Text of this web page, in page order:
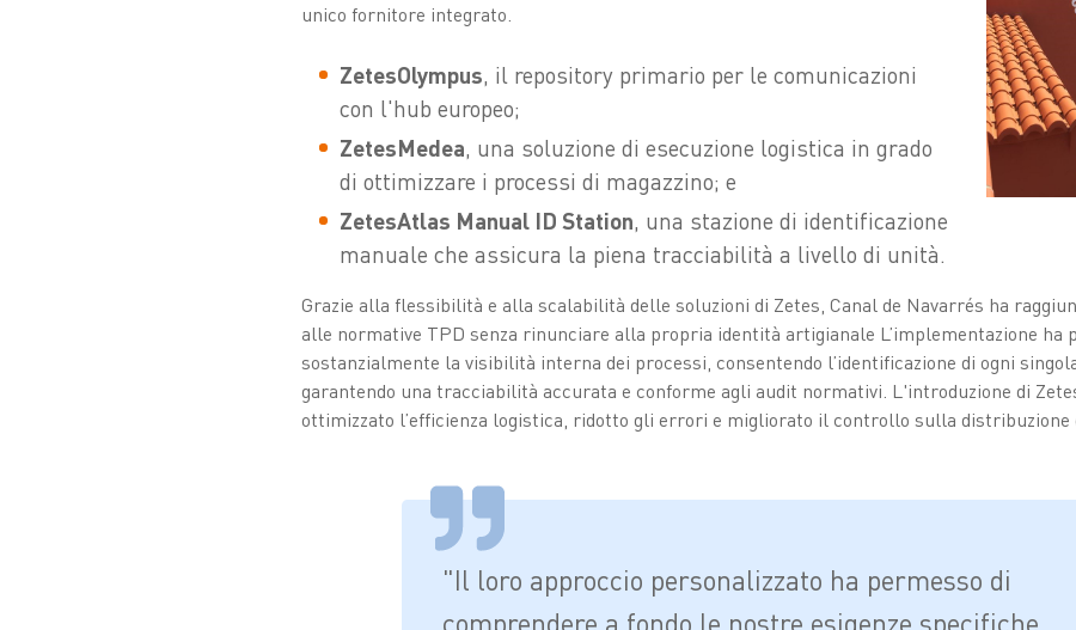
unico fornitore integrato.
ZetesOlympus , il repository primario per le comunicazioni
con l'hub europeo;
ZetesMedea , una soluzione di esecuzione logistica in grado
di ottimizzare i processi di magazzino; e
ZetesAtlas Manual ID Station , una stazione di identificazione
manuale che assicura la piena tracciabilità a livello di unità.
Grazie alla flessibilità e alla scalabilità delle soluzioni di Zetes, Canal de Navarrés ha
alle normative TPD senza rinunciare alla propria identità artigianale L’implementazione ha
sostanzialmente la visibilità interna dei processi, consentendo l’identificazione di ogni
garantendo una tracciabilità accurata e conforme agli audit normativi. L'introduzione di
ottimizzato l’efficienza logistica, ridotto gli errori e migliorato il controllo sulla distribuzione
"Il loro approccio personalizzato ha permesso di
comprendere a fondo le nostre esigenze specifiche,